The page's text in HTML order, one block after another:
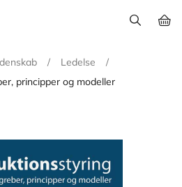
/ Ledelse
/
principper og modeller